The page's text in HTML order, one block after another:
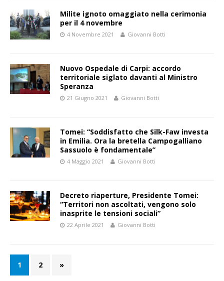
Milite ignoto omaggiato nella cerimonia
per il 4 novembre
4 Novembre 2021 Giovanni Botti
Nuovo Ospedale di Carpi: accordo
territoriale siglato davanti al Ministro
Speranza
21 Giugno 2021 Giovanni Botti
Tomei: “Soddisfatto che Silk-Faw investa
in Emilia. Ora la bretella Campogalliano
Sassuolo è fondamentale”
4 Maggio 2021 Giovanni Botti
Decreto riaperture, Presidente Tomei:
“Territori non ascoltati, vengono solo
inasprite le tensioni sociali”
22 Aprile 2021 Giovanni Botti
1 2 »